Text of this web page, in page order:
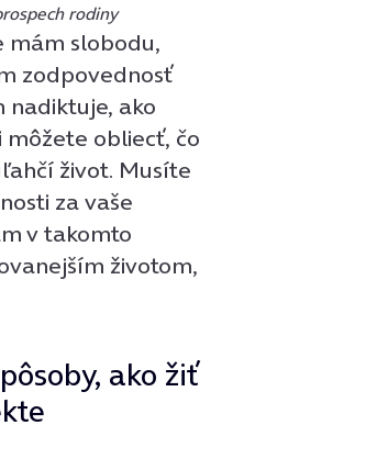
rodiny
mám slobodu,
zodpovednosť
nadiktuje, ako
obliecť, čo
život. Musíte
za vaše
v takomto
životom,
ako žiť